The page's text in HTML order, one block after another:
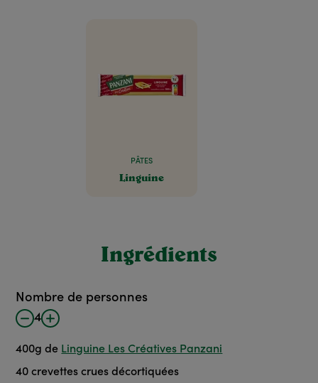
PÂTES
Linguine
Ingrédients
Nombre de personnes
4
400gde Linguine Les Créatives Panzani
40 crevettes crues décortiquées